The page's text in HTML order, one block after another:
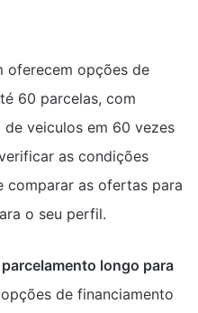
oferecem opções de
60 parcelas, com
veiculos em 60 vezes
as condições
comparar as ofertas para
o seu perfil.
longo para
de financiamento